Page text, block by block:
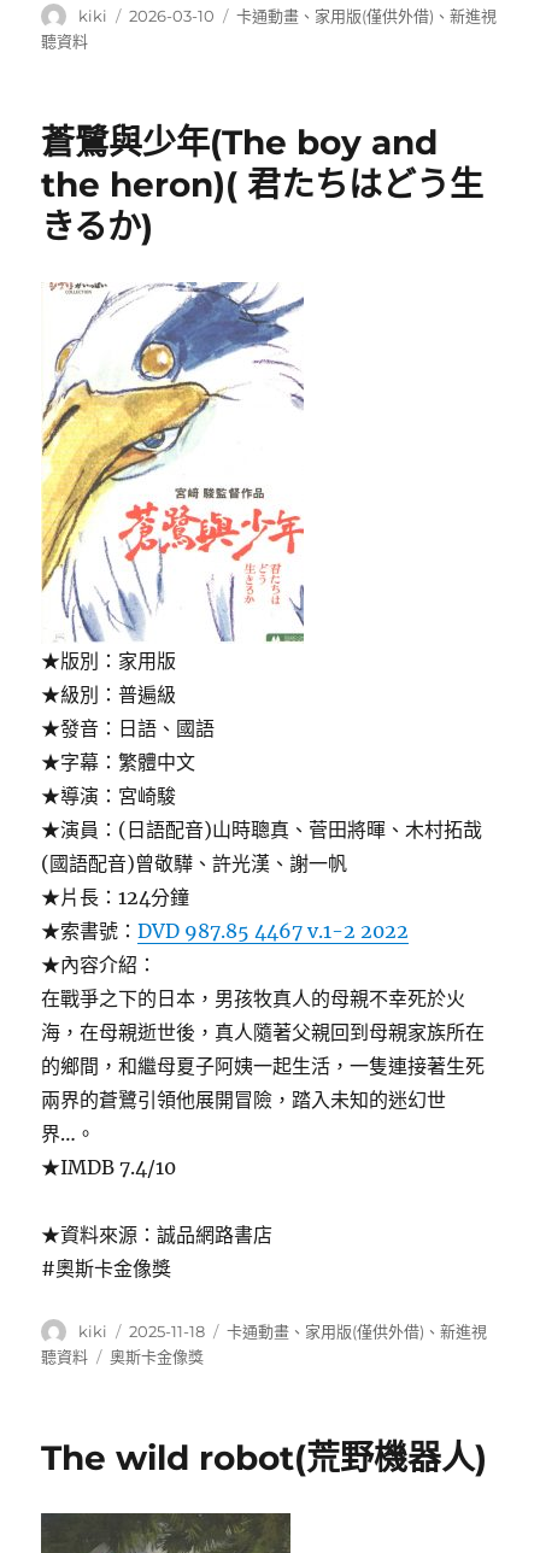
作
者
kiki
發
2026-03-10
分
卡通動畫 、 家用版(僅供外借) 、新進視
聽資料
蒼鷺與少年(The boy and
the heron)( 君たちはどう生
きるか)
★版別：家用版
★級別：普遍級
★發音：日語、國語
★字幕：繁體中文
★導演：宮崎駿
★演員：(日語配音)山時聰真、菅田將暉、木村拓哉
(國語配音)曾敬驊、許光漢、謝一帆
★片長：124分鐘
★索書號：DVD 987.85 4467 v.1-2 2022
★內容介紹：
在戰爭之下的日本，男孩牧真人的母親不幸死於火
海，在母親逝世後，真人隨著父親回到母親家族所在
的鄉間，和繼母夏子阿姨一起生活，一隻連接著生死
兩界的蒼鷺引領他展開冒險，踏入未知的迷幻世
界…。
★IMDB 7.4/10
★資料來源：誠品網路書店
#奧斯卡金像獎
作
者
kiki
發
佈
2025-11-18
分
卡通動畫 、 家用版(僅供外借) 、新進視
聽資料
標
奧斯卡金像獎
The wild robot(荒野機器人)